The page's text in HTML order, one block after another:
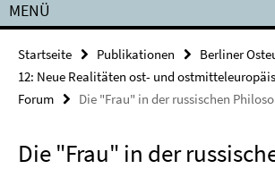
MENÜ
Startseite Publikationen Berliner
12: Neue Realitäten ost- und
Forum
Die "Frau" in der russischen
Die "Frau" in der